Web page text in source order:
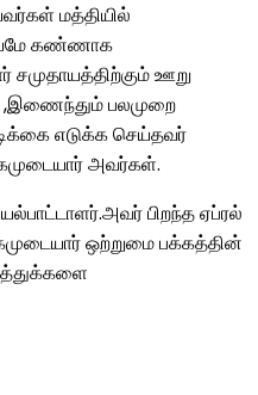
மத்தியில்
கண்ணாக
சமுதாயத்திற்கும் ஊறு
,இணைந்தும் பலமுறை
எடுக்க செய்தவர்
அவர்கள்.
பிறந்த ஏப்ரல்
ஒற்றுமை பக்கத்தின்